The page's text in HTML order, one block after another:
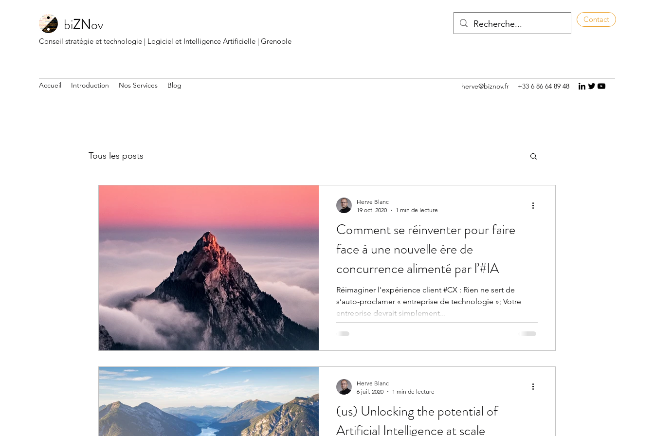
biZNov
Conseil stratégie et technologie | Logiciel et Intelligence Artificielle | Grenoble
Contact
Accueil Introduction Nos Services Blog herve@biznov.fr +33 6 86 64 89 48
Tous les posts
Comment se réinventer pour faire
face à une nouvelle ère de
concurrence alimenté par l’#IA
Réimaginer l'expérience client #CX : Rien ne sert de
s’auto-proclamer « entreprise de technologie »; Votre
entreprise devrait simplement...
Herve Blanc
19 oct. 2020
1 min de lecture
(us) Unlocking the potential of
Artificial Intelligence at scale
Herve Blanc
6 juil. 2020
1 min de lecture